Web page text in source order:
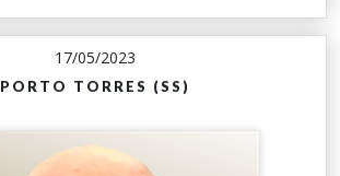
17/05/2023
PORTO TORRES (SS)